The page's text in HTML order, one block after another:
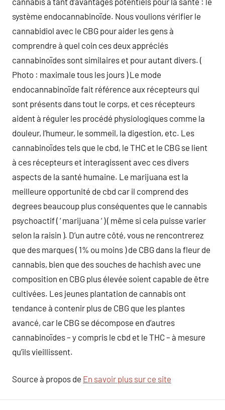
système endocannabinoïde. Nous voulions vérifier le
cannabidiol avec le CBG pour aider les gens à
comprendre à quel coin ces deux appréciés
cannabinoïdes sont similaires et pour autant divers. (
Photo : maximale tous les jours ) Le mode
endocannabinoïde fait référence aux récepteurs qui
sont présents dans tout le corps, et ces récepteurs
aident à réguler les procédé physiologiques comme la
douleur, l’humeur, le sommeil, la digestion, etc. Les
cannabinoïdes tels que le cbd, le THC et le CBG se lient
à ces récepteurs et interagissent avec ces divers
aspects de la santé humaine. Le marijuana est la
meilleure opportunité de cbd car il comprend des
degrees beaucoup plus conséquentes que le cannabis
psychoactif ( ‘ marijuana ‘ ) ( même si cela puisse varier
selon la raisin ). D’un autre côté, vous ne rencontrerez
que des marques ( 1% ou moins ) de CBG dans la fleur de
cannabis, bien que des souches de hachish avec une
composition en CBG plus élevée soient capable de être
cultivées. Les jeunes plantation de cannabis ont
tendance à contenir plus de CBG que les plantes
avancé, car le CBG se décompose en d’autres
cannabinoïdes – y compris le cbd et le THC – à mesure
qu’ils vieillissent.
Source à propos de En savoir plus sur ce site